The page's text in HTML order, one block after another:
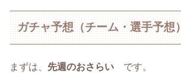
ガチャ予想（チーム・選手予想）
まずは、 先週のおさらい です。